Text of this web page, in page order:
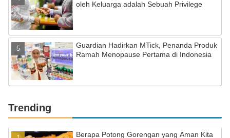
oleh Keluarga adalah Sebuah Privilege
Guardian Hadirkan MTick, Penanda Produk
Ramah Menopause Pertama di Indonesia
Trending
Berapa Potong Gorengan yang Aman Kita